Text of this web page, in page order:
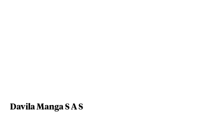
Davila Manga S A S